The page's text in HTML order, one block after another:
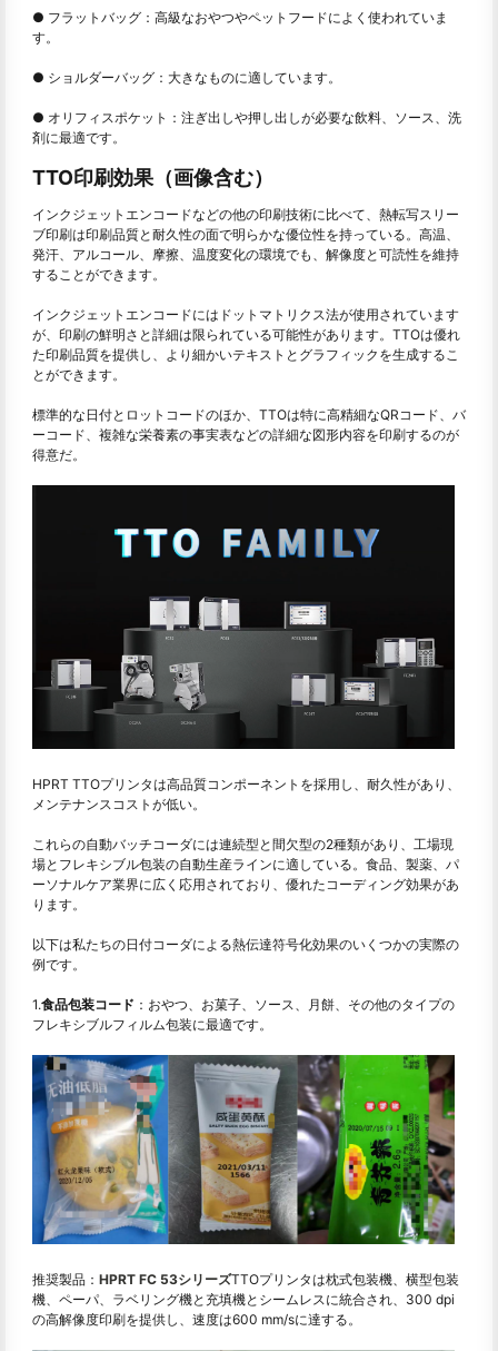
● フラットバッグ：高級なおやつやペットフードによく使われていま
す。
● ショルダーバッグ：大きなものに適しています。
● オリフィスポケット：注ぎ出しや押し出しが必要な飲料、ソース、洗
剤に最適です。
TTO印刷効果（画像含む）
インクジェットエンコードなどの他の印刷技術に比べて、熱転写スリー
ブ印刷は印刷品質と耐久性の面で明らかな優位性を持っている。高温、
発汗、アルコール、摩擦、温度変化の環境でも、解像度と可読性を維持
することができます。
インクジェットエンコードにはドットマトリクス法が使用されています
が、印刷の鮮明さと詳細は限られている可能性があります。TTOは優れ
た印刷品質を提供し、より細かいテキストとグラフィックを生成するこ
とができます。
標準的な日付とロットコードのほか、TTOは特に高精細なQRコード、バ
ーコード、複雑な栄養素の事実表などの詳細な図形内容を印刷するのが
得意だ。
HPRT TTOプリンタは高品質コンポーネントを採用し、耐久性があり、
メンテナンスコストが低い。
これらの自動バッチコーダには連続型と間欠型の2種類があり、工場現
場とフレキシブル包装の自動生産ラインに適している。食品、製薬、パ
ーソナルケア業界に広く応用されており、優れたコーディング効果があ
ります。
以下は私たちの日付コーダによる熱伝達符号化効果のいくつかの実際の
例です。
1.食品包装コード ：おやつ、お菓子、ソース、月餅、その他のタイプの
フレキシブルフィルム包装に最適です。
推奨製品： HPRT FC 53シリーズTTOプリンタは枕式包装機、横型包装
機、ペーパ、ラベリング機と充填機とシームレスに統合され、300 dpi
の高解像度印刷を提供し、速度は600 mm/sに達する。